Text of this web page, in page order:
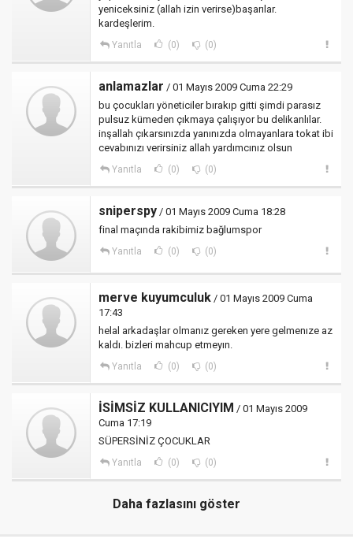
yeniceksiniz (allah izin verirse)başarılar.
kardeşlerim.
Yanıtla (0) (0)
anlamazlar / 01 Mayıs 2009 Cuma 22:29
bu çocukları yöneticiler bırakıp gitti şimdi parasız
pulsuz kümeden çıkmaya çalışıyor bu delikanlılar.
inşallah çıkarsınızda yanınızda olmayanlara tokat ibi
cevabınızı verirsiniz allah yardımcınız olsun
Yanıtla (0) (0)
sniperspy / 01 Mayıs 2009 Cuma 18:28
final maçında rakibimiz bağlumspor
Yanıtla (0) (0)
merve kuyumculuk / 01 Mayıs 2009 Cuma
17:43
helal arkadaşlar olmanız gereken yere gelmenıze az
kaldı. bizleri mahcup etmeyın.
Yanıtla (0) (0)
İSİMSİZ KULLANICIYIM / 01 Mayıs 2009
Cuma 17:19
SÜPERSİNİZ ÇOCUKLAR
Yanıtla (0) (0)
Daha fazlasını göster